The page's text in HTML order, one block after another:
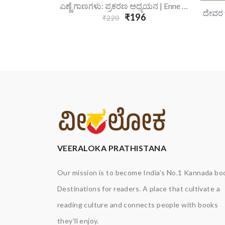
Add To Cart
₹220₹196
VEERALOKA PRATHISTANA
Our mission is to become India’s No.1 Kannada
Destinations for readers. A place that cultivate a
reading culture and connects people with books
they’ll enjoy.